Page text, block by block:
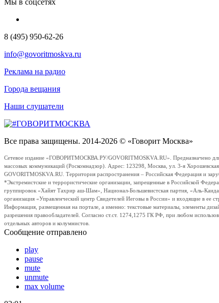
Мы в соцсетях
8 (495) 950-62-26
info@govoritmoskva.ru
Реклама на радио
Города вещания
Наши слушатели
Все права защищены. 2014-2026 © «Говорит Москва»
Сетевое издание «ГОВОРИТМОСКВА.РУ/GOVORITMOSKVA.RU». Предназначено
массовых коммуникаций (Роскомнадзор). Адрес: 123298, Москва, ул. 3-я
GOVORITMOSKVA.RU. Территория распространения – Российская Федерация и
*Экстремистские и террористические организации, запрещенные в Российской
группировок «Хайят Тахрир аш-Шам», Национал-Большевистская партия, «Аль-
организация «Управленческий центр Свидетелей Иеговы в России» и входящие в ее
Информация, размещенная на портале, а именно: текстовые материалы, элементы
разрешения правообладателей. Согласно ст.ст. 1274,1275 ГК РФ, при любом
отдельных авторов и колумнистов.
Сообщение отправлено
play
pause
mute
unmute
max volume